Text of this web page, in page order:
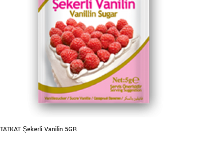
TATKAT Şekerli Vanilin 5GR